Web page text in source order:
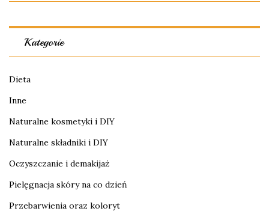
Kategorie
Dieta
Inne
Naturalne kosmetyki i DIY
Naturalne składniki i DIY
Oczyszczanie i demakijaż
Pielęgnacja skóry na co dzień
Przebarwienia oraz koloryt